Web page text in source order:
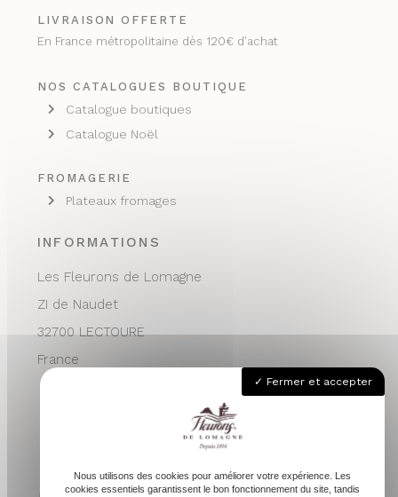
INFORMATIONS
Les Fleurons de Lomagne
ZI de Naudet
32700 LECTOURE
France
contactvpc@fleuronsdelomagne.com
LIVRAISON OFFERTE
En France métropolitaine dès 120€ d’achat
NOS CATALOGUES BOUTIQUE
Catalogue boutiques
Catalogue Noël
FROMAGERIE
Plateaux fromages
Fermer et accepter
Nous utilisons des cookies pour améliorer votre expérience. Les
cookies essentiels garantissent le bon fonctionnement du site, tandis